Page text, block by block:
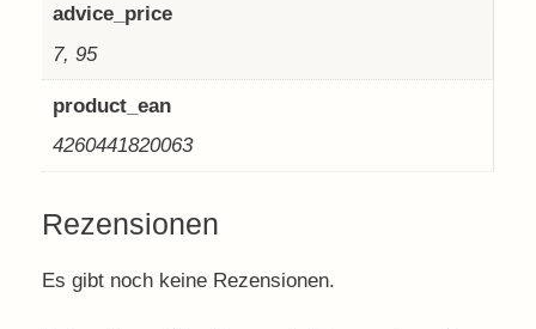
advice_price
7, 95
product_ean
4260441820063
Rezensionen
Es gibt noch keine Rezensionen.